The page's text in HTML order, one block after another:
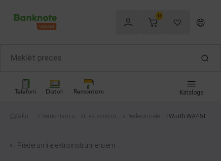
0
Telefoni Datori Remontam Katalogs
Sākum
Remontam un
Elektroinstru
Piederumi elekt
Wurth WA46TB
Piederumi elektroinstrumentiem